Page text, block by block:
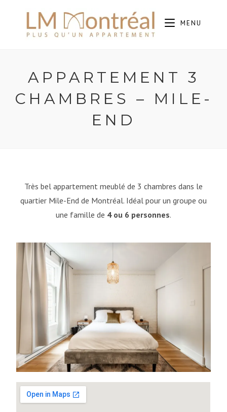
MENU
APPARTEMENT 3
CHAMBRES – MILE-
END
Très bel appartement meublé de 3 chambres dans le
quartier Mile-End de Montréal. Idéal pour un groupe ou
une famille de 4 ou 6 personnes.